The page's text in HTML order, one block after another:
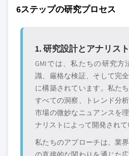
10.6.4 中東・アフリカ
はありません。
されていないメーカー、
を含む全地域の全プレイ
ムアップ手法を採用して
ルセクションは戦略的に
焦点を当てており、市場
るものではありません。
競合環境には以下も含まれる
グローバルトップ
層に属さない地
6ステップの研究プロセス
1. 研究設計とアナリス
GMIでは、私たちの研究方
識、厳格な検証、そして完
に構築されています。私た
すべての洞察、トレンド分
市場の微妙なニュアンスを
ナリストによって開発されて
私たちのアプローチは、業